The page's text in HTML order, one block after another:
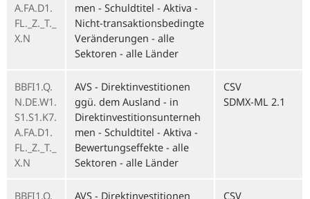
A.FA.D1.
FL._Z._T._
X.N
men - Schuldtitel - Aktiva -
Nicht-transaktionsbedingte
Veränderungen - alle
Sektoren - alle Länder
BBFI1.Q.
N.DE.W1.
S1.S1.K7.
A.FA.D1.
FL._Z._T._
X.N
AVS - Direktinvestitionen
ggü. dem Ausland - in
Direktinvestitionsunterneh
men - Schuldtitel - Aktiva -
Bewertungseffekte - alle
Sektoren - alle Länder
CSV
SDMX-ML 2.1
BBFI1.Q.
AVS - Direktinvestitionen
CSV